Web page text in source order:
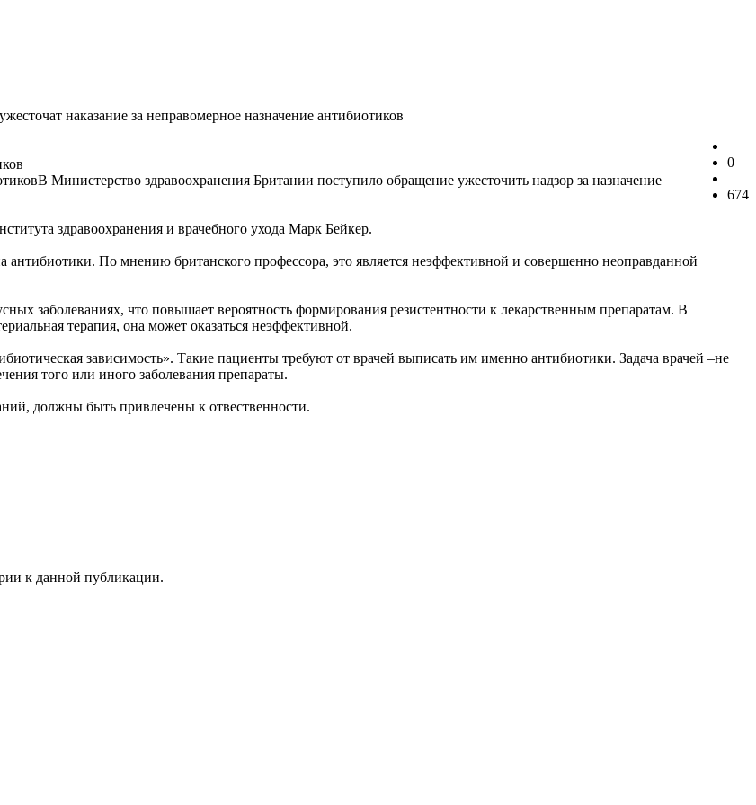
наказание за неправомерное назначение антибиотиков
0
674
В Министерство здравоохранения Британии поступило обращение ужесточить надзор за назначение
здравоохранения и врачебного ухода Марк Бейкер.
По мнению британского профессора, это является неэффективной и совершенно неоправданной
заболеваниях, что повышает вероятность формирования резистентности к лекарственным препаратам. В
терапия, она может оказаться неэффективной.
зависимость». Такие пациенты требуют от врачей выписать им именно антибиотики. Задача врачей –не
того или иного заболевания препараты.
должны быть привлечены к отвественности.
к данной публикации.